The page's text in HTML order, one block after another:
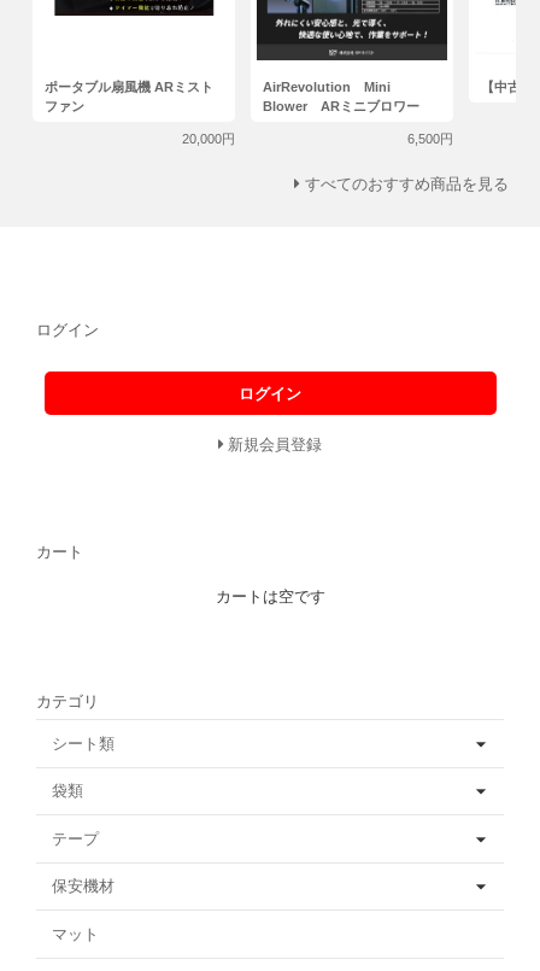
ポータブル扇風機 ARミスト
ファン
20,000円
AirRevolution Mini
Blower ARミニブロワー
6,500円
【中古
すべてのおすすめ商品を見る
ログイン
ログイン
新規会員登録
カート
カートは空です
カテゴリ
シート類
袋類
テープ
保安機材
マット